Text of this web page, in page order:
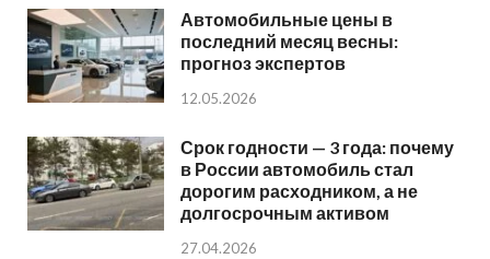
Автомобильные цены в
последний месяц весны:
прогноз экспертов
12.05.2026
Срок годности — 3 года: почему
в России автомобиль стал
дорогим расходником, а не
долгосрочным активом
27.04.2026